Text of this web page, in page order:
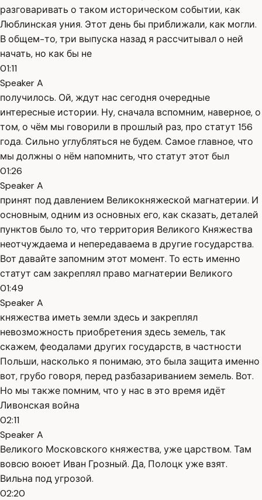
разговаривать о таком историческом событии, как
Люблинская уния. Этот день бы приближали, как могли.
В общем-то, три выпуска назад я рассчитывал о ней
начать, но как бы не
01:11
Speaker A
получилось. Ой, ждут нас сегодня очередные
интересные истории. Ну, сначала вспомним, наверное, о
том, о чём мы говорили в прошлый раз, про статут 156
года. Сильно углубляться не будем. Самое главное, что
мы должны о нём напомнить, что статут этот был
01:26
Speaker A
принят под давлением Великокняжеской магнатерии. И
основным, одним из основных его, как сказать, деталей
пунктов было то, что территория Великого Княжества
неотчуждаема и непередаваема в другие государства.
Вот давайте запомним этот момент. То есть именно
статут сам закреплял право магнатерии Великого
01:49
Speaker A
княжества иметь земли здесь и закреплял
невозможность приобретения здесь земель, так
скажем, феодалами других государств, в частности
Польши, насколько я понимаю, это была защита именно
вот, грубо говоря, перед разбазариванием земель. Вот.
Но мы также помним, что у нас в это время идёт
Ливонская война
02:11
Speaker A
Великого Московского княжества, уже царством. Там
вовсю воюет Иван Грозный. Да, Полоцк уже взят.
Вильна под угрозой.
02:20